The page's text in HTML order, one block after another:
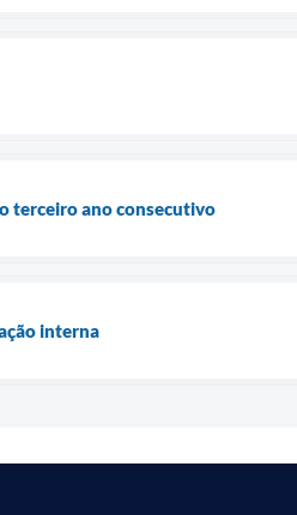
terceiro ano consecutivo
interna